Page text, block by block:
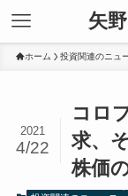
矢
ホーム 投資関連のニュ
コロ
求、
株価
2021
4/22